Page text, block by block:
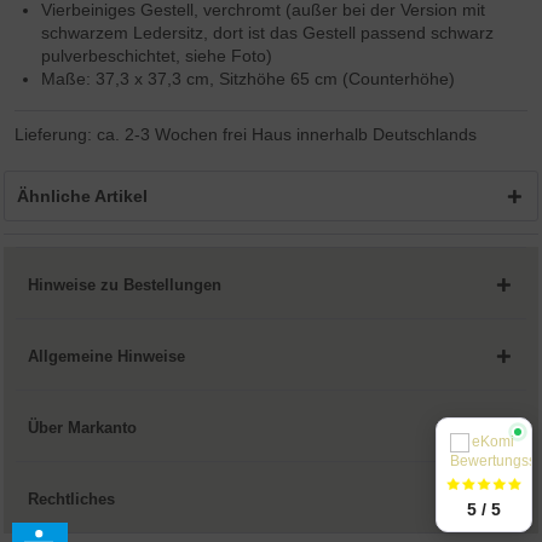
Vierbeiniges Gestell, verchromt (außer bei der Version mit
schwarzem Ledersitz, dort ist das Gestell passend schwarz
pulverbeschichtet, siehe Foto)
Maße: 37,3 x 37,3 cm, Sitzhöhe 65 cm (Counterhöhe)
Lieferung: ca. 2-3 Wochen frei Haus innerhalb Deutschlands
Ähnliche Artikel
Hinweise zu Bestellungen
Allgemeine Hinweise
Über Markanto
Rechtliches
5 / 5